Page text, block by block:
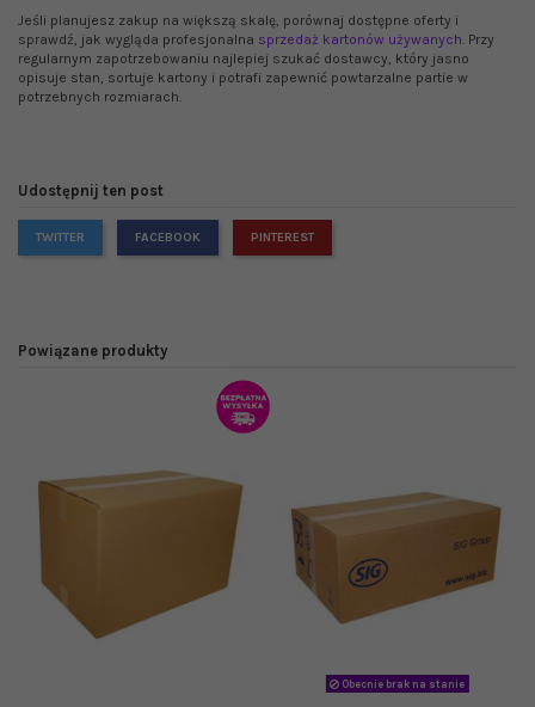
Jeśli planujesz zakup na większą skalę, porównaj dostępne oferty i
sprawdź, jak wygląda profesjonalna sprzedaż kartonów używanych . Przy
regularnym zapotrzebowaniu najlepiej szukać dostawcy, który jasno
opisuje stan, sortuje kartony i potrafi zapewnić powtarzalne partie w
potrzebnych rozmiarach.
Udostępnij ten post
TWITTER FACEBOOK PINTEREST
Powiązane produkty
Obecnie brak na stanie